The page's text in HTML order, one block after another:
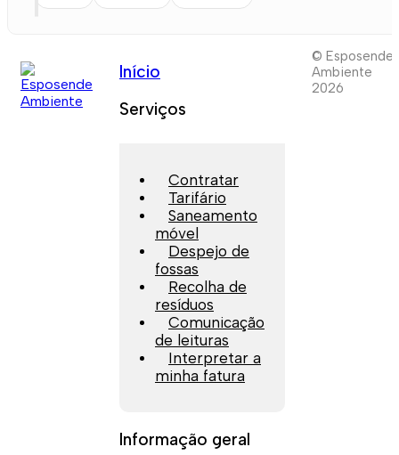
Início
Serviços
Contratar
Tarifário
Saneamento
móvel
Despejo de
fossas
Recolha de
resíduos
Comunicação
de leituras
Interpretar a
minha fatura
Informação geral
© Esposende
Ambiente
2026